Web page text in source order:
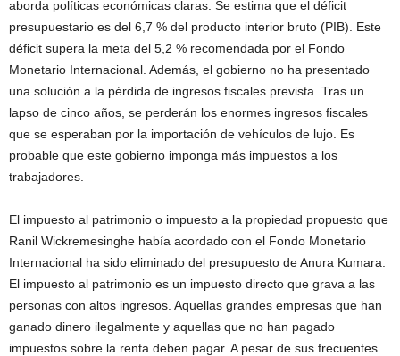
aborda políticas económicas claras. Se estima que el déficit
presupuestario es del 6,7 % del producto interior bruto (PIB). Este
déficit supera la meta del 5,2 % recomendada por el Fondo
Monetario Internacional. Además, el gobierno no ha presentado
una solución a la pérdida de ingresos fiscales prevista. Tras un
lapso de cinco años, se perderán los enormes ingresos fiscales
que se esperaban por la importación de vehículos de lujo. Es
probable que este gobierno imponga más impuestos a los
trabajadores.
El impuesto al patrimonio o impuesto a la propiedad propuesto que
Ranil Wickremesinghe había acordado con el Fondo Monetario
Internacional ha sido eliminado del presupuesto de Anura Kumara.
El impuesto al patrimonio es un impuesto directo que grava a las
personas con altos ingresos. Aquellas grandes empresas que han
ganado dinero ilegalmente y aquellas que no han pagado
impuestos sobre la renta deben pagar. A pesar de sus frecuentes